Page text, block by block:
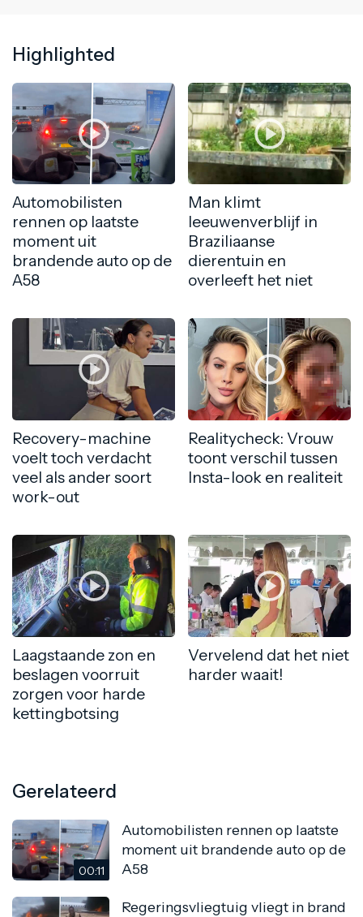
Highlighted
Automobilisten
rennen op laatste
moment uit
brandende auto op de
A58
Man klimt
leeuwenverblijf in
Braziliaanse
dierentuin en
overleeft het niet
Recovery-machine
voelt toch verdacht
veel als ander soort
work-out
Realitycheck: Vrouw
toont verschil tussen
Insta-look en realiteit
Laagstaande zon en
beslagen voorruit
zorgen voor harde
kettingbotsing
Vervelend dat het niet
harder waait!
Gerelateerd
00:11
Automobilisten rennen op laatste
moment uit brandende auto op de
A58
Regeringsvliegtuig vliegt in brand